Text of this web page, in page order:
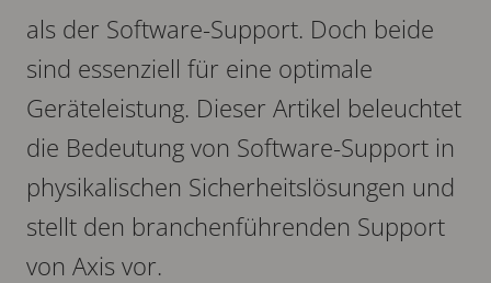
als der Software-Support. Doch beide
sind essenziell für eine optimale
Geräteleistung. Dieser Artikel beleuchtet
die Bedeutung von Software-Support in
physikalischen Sicherheitslösungen und
stellt den branchenführenden Support
von Axis vor.